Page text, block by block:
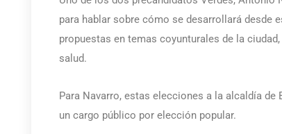
para hablar sobre cómo se desarrollará desde
propuestas en temas coyunturales de la
salud.
Para Navarro, estas elecciones a la alcaldía
un cargo público por elección popular.